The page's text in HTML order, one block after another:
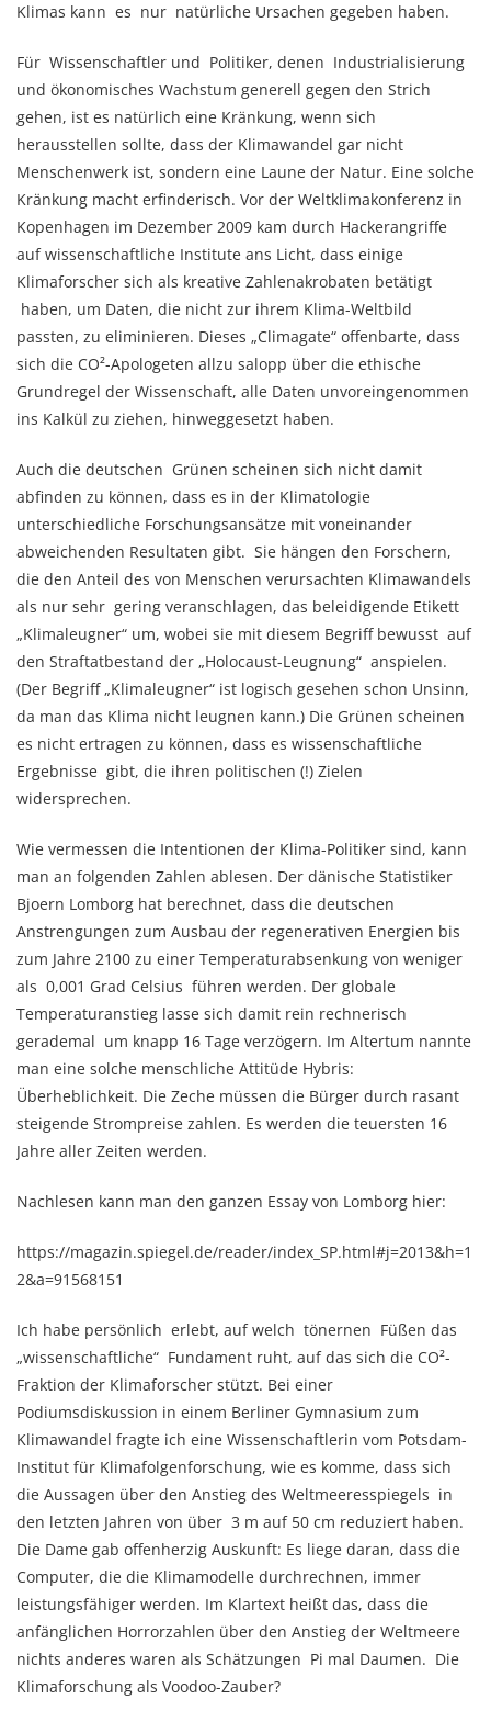
Klimas kann es nur natürliche Ursachen gegeben haben.
Für Wissenschaftler und Politiker, denen Industrialisierung
und ökonomisches Wachstum generell gegen den Strich
gehen, ist es natürlich eine Kränkung, wenn sich
herausstellen sollte, dass der Klimawandel gar nicht
Menschenwerk ist, sondern eine Laune der Natur. Eine solche
Kränkung macht erfinderisch. Vor der Weltklimakonferenz in
Kopenhagen im Dezember 2009 kam durch Hackerangriffe
auf wissenschaftliche Institute ans Licht, dass einige
Klimaforscher sich als kreative Zahlenakrobaten betätigt
haben, um Daten, die nicht zur ihrem Klima-Weltbild
passten, zu eliminieren. Dieses „Climagate“ offenbarte, dass
sich die CO²-Apologeten allzu salopp über die ethische
Grundregel der Wissenschaft, alle Daten unvoreingenommen
ins Kalkül zu ziehen, hinweggesetzt haben.
Auch die deutschen Grünen scheinen sich nicht damit
abfinden zu können, dass es in der Klimatologie
unterschiedliche Forschungsansätze mit voneinander
abweichenden Resultaten gibt. Sie hängen den Forschern,
die den Anteil des von Menschen verursachten Klimawandels
als nur sehr gering veranschlagen, das beleidigende Etikett
„Klimaleugner“ um, wobei sie mit diesem Begriff bewusst auf
den Straftatbestand der „Holocaust-Leugnung“ anspielen.
(Der Begriff „Klimaleugner“ ist logisch gesehen schon Unsinn,
da man das Klima nicht leugnen kann.) Die Grünen scheinen
es nicht ertragen zu können, dass es wissenschaftliche
Ergebnisse gibt, die ihren politischen (!) Zielen
widersprechen.
Wie vermessen die Intentionen der Klima-Politiker sind, kann
man an folgenden Zahlen ablesen. Der dänische Statistiker
Bjoern Lomborg hat berechnet, dass die deutschen
Anstrengungen zum Ausbau der regenerativen Energien bis
zum Jahre 2100 zu einer Temperaturabsenkung von weniger
als 0,001 Grad Celsius führen werden. Der globale
Temperaturanstieg lasse sich damit rein rechnerisch
gerademal um knapp 16 Tage verzögern. Im Altertum nannte
man eine solche menschliche Attitüde Hybris:
Überheblichkeit. Die Zeche müssen die Bürger durch rasant
steigende Strompreise zahlen. Es werden die teuersten 16
Jahre aller Zeiten werden.
Nachlesen kann man den ganzen Essay von Lomborg hier:
https://magazin.spiegel.de/reader/index_SP.html#j=2013&h=1
2&a=91568151
Ich habe persönlich erlebt, auf welch tönernen Füßen das
„wissenschaftliche“ Fundament ruht, auf das sich die CO²-
Fraktion der Klimaforscher stützt. Bei einer
Podiumsdiskussion in einem Berliner Gymnasium zum
Klimawandel fragte ich eine Wissenschaftlerin vom Potsdam-
Institut für Klimafolgenforschung, wie es komme, dass sich
die Aussagen über den Anstieg des Weltmeeresspiegels in
den letzten Jahren von über 3 m auf 50 cm reduziert haben.
Die Dame gab offenherzig Auskunft: Es liege daran, dass die
Computer, die die Klimamodelle durchrechnen, immer
leistungsfähiger werden. Im Klartext heißt das, dass die
anfänglichen Horrorzahlen über den Anstieg der Weltmeere
nichts anderes waren als Schätzungen Pi mal Daumen. Die
Klimaforschung als Voodoo-Zauber?